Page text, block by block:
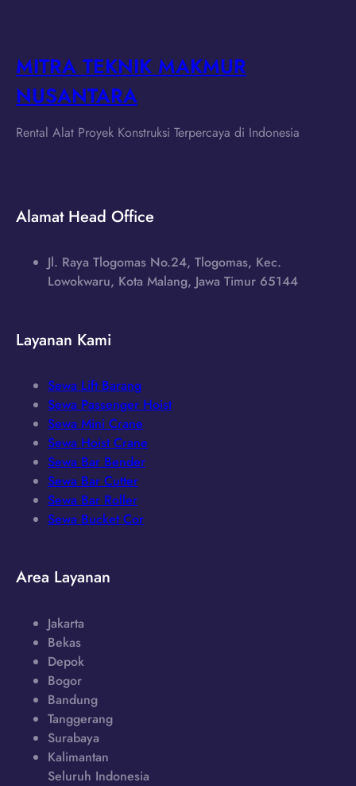
MITRA TEKNIK MAKMUR
NUSANTARA
Rental Alat Proyek Konstruksi Terpercaya di Indonesia
Alamat Head Office
Jl. Raya Tlogomas No.24, Tlogomas, Kec.
Lowokwaru, Kota Malang, Jawa Timur 65144
Layanan Kami
Sewa Lift Barang
Sewa Passenger Hoist
Sewa Mini Crane
Sewa Hoist Crane
Sewa Bar Bender
Sewa Bar Cutter
Sewa Bar Roller
Sewa Bucket Cor
Area Layanan
Jakarta
Bekas
Depok
Bogor
Bandung
Tanggerang
Surabaya
Kalimantan
Seluruh Indonesia